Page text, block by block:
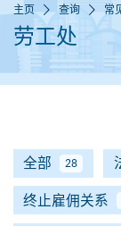
主页 查询 常
劳工处
全部 28
终止雇佣关系